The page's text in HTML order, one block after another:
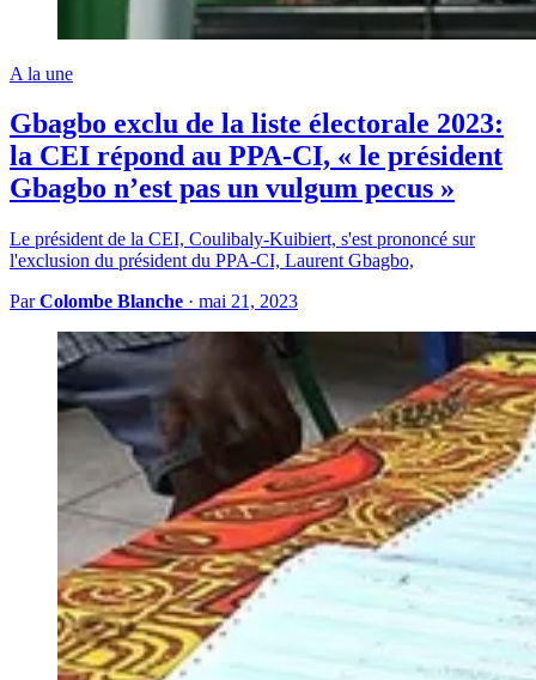
A la une
Gbagbo exclu de la liste électorale 2023:
la CEI répond au PPA-CI, « le président
Gbagbo n’est pas un vulgum pecus »
Le président de la CEI, Coulibaly-Kuibiert, s'est prononcé sur
l'exclusion du président du PPA-CI, Laurent Gbagbo,
ParColombe Blanche · mai 21, 2023